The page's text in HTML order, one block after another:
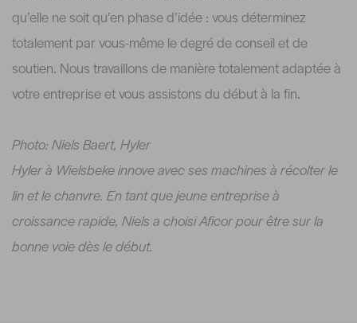
qu’elle ne soit qu’en phase d’idée : vous déterminez
totalement par vous-même le degré de conseil et de
soutien. Nous travaillons de manière totalement adaptée à
votre entreprise et vous assistons du début à la fin.
Photo: Niels Baert, Hyler
Hyler à Wielsbeke innove avec ses machines à récolter le
lin et le chanvre. En tant que jeune entreprise à
croissance rapide, Niels a choisi Aficor pour être sur la
bonne voie dès le début.